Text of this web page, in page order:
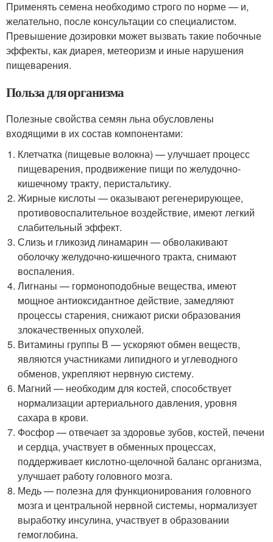
Применять семена необходимо строго по норме — и,
желательно, после консультации со специалистом.
Превышение дозировки может вызвать такие побочные
эффекты, как диарея, метеоризм и иные нарушения
пищеварения.
Польза для организма
Полезные свойства семян льна обусловлены
входящими в их состав компонентами:
Клетчатка (пищевые волокна) — улучшает процесс
пищеварения, продвижение пищи по желудочно-
кишечному тракту, перистальтику.
Жирные кислоты — оказывают регенерирующее,
противовоспалительное воздействие, имеют легкий
слабительный эффект.
Слизь и гликозид линамарин — обволакивают
оболочку желудочно-кишечного тракта, снимают
воспаления.
Лигнаны — гормоноподобные вещества, имеют
мощное антиоксидантное действие, замедляют
процессы старения, снижают риски образования
злокачественных опухолей.
Витамины группы В — ускоряют обмен веществ,
являются участниками липидного и углеводного
обменов, укрепляют нервную систему.
Магний — необходим для костей, способствует
нормализации артериального давления, уровня
сахара в крови.
Фосфор — отвечает за здоровье зубов, костей, печени
и сердца, участвует в обменных процессах,
поддерживает кислотно-щелочной баланс организма,
улучшает работу головного мозга.
Медь — полезна для функционирования головного
мозга и центральной нервной системы, нормализует
выработку инсулина, участвует в образовании
гемоглобина.